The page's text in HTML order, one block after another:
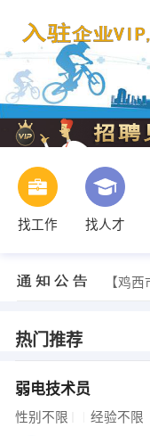
找工作 找人才
【鸡
蔡东
王女士
热门推荐
弱电技术员
性别不限 经验不限